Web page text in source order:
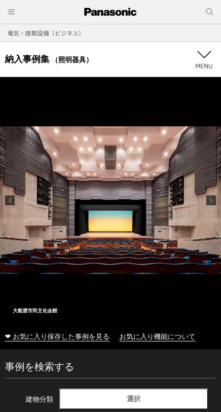
電気・建築設備（ビジネス）
納入事例集 （照明器具）
大船渡市民文化会館
❤ お気に入り保存した事例を見る お気に入り機能について
事例を検索する
建物分類 選択